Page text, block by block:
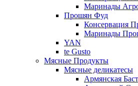
Маринады
Прошян Фуд
Консервация
Маринады
YAN
te Gusto
Мясные Продукты
Мясные деликатесы
Армянская